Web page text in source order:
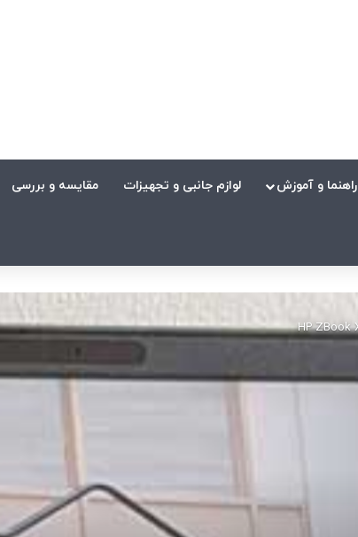
راهنما و آموزش لوازم جانبی و تجهیزات مقایسه و بررسی